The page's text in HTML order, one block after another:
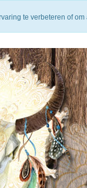
te verbeteren of